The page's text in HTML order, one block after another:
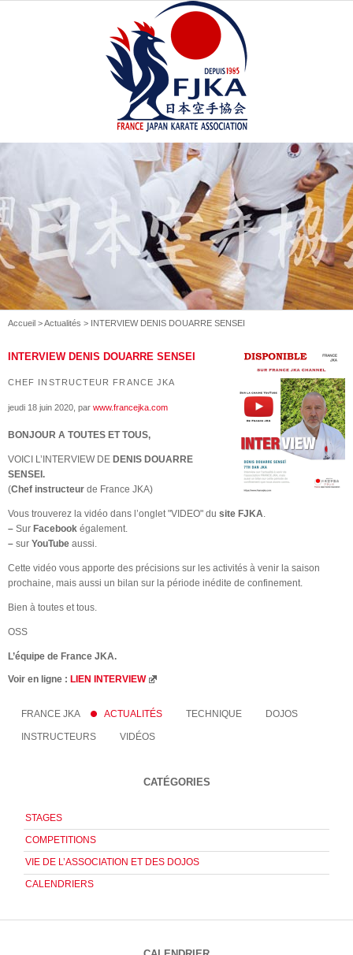
Accueil >Actualités > INTERVIEW DENIS DOUARRE SENSEI
INTERVIEW DENIS DOUARRE SENSEI
CHEF INSTRUCTEUR FRANCE JKA
jeudi 18 juin 2020 , par www.francejka.com
BONJOUR A TOUTES ET TOUS,
VOICI L’INTERVIEW DE DENIS DOUARRE
SENSEI.
(Chef instructeur de France JKA)
Vous trouverez la vidéo dans l’onglet "VIDEO" du site FJKA.
– Sur Facebook également.
– sur YouTube aussi.
Cette vidéo vous apporte des précisions sur les activités à venir la saison
prochaine, mais aussi un bilan sur la période inédite de confinement.
Bien à toutes et tous.
OSS
L’équipe de France JKA.
Voir en ligne : LIEN INTERVIEW
FRANCE JKA ACTUALITÉS TECHNIQUE DOJOS
INSTRUCTEURS VIDÉOS
CATÉGORIES
STAGES
COMPETITIONS
VIE DE L’ASSOCIATION ET DES DOJOS
CALENDRIERS